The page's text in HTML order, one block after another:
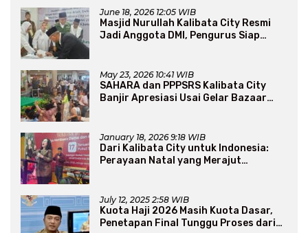
June 18, 2026 12:05 WIB
Masjid Nurullah Kalibata City Resmi
Jadi Anggota DMI, Pengurus Siap
May 23, 2026 10:41 WIB
SAHARA dan PPPSRS Kalibata City
Banjir Apresiasi Usai Gelar Bazaar
January 18, 2026 9:18 WIB
Dari Kalibata City untuk Indonesia:
Perayaan Natal yang Merajut
July 12, 2025 2:58 WIB
Kuota Haji 2026 Masih Kuota Dasar,
Penetapan Final Tunggu Proses dari